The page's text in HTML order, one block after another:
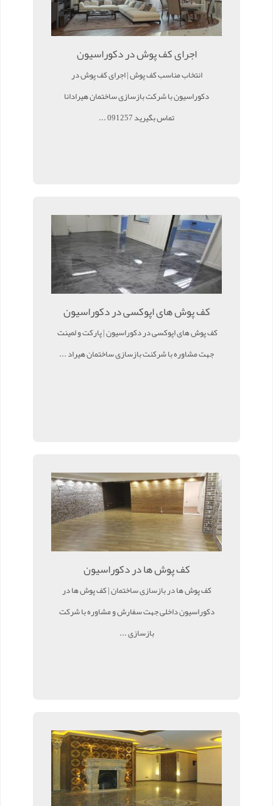
اجرای کف پوش در دکوراسیون
انتخاب مناسب کف پوش | اجرای کف پوش در
دکوراسیون با شرکت بازسازی ساختمان هیرادانا
تماس بگیرید 091257 ...
کف پوش های اپوکسی در دکوراسیون
کف پوش های اپوکسی در دکوراسیون | پارکت و لمینت
جهت مشاوره با شرکنت بازسازی ساختمان هیراد ...
کف پوش ها در دکوراسیون
کف پوش ها در بازسازی ساختمان | کف پوش ها در
دکوراسیون داخلی جهت سفارش و مشاوره با شرکت
بازسازی ...